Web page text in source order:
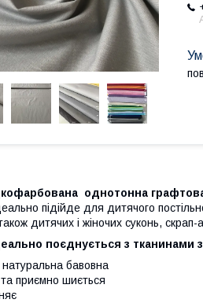
однотонна
підійде для дитячого
дитячих і жіночих суконь, скрап-
поєднується з
бавовна
та приємно шиється